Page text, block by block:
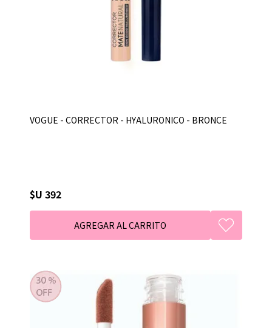
VOGUE - CORRECTOR - HYALURONICO - BRONCE
$U 392